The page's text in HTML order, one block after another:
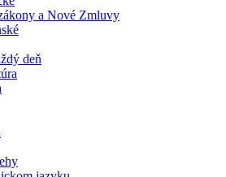
a Nové Zmluvy
deň